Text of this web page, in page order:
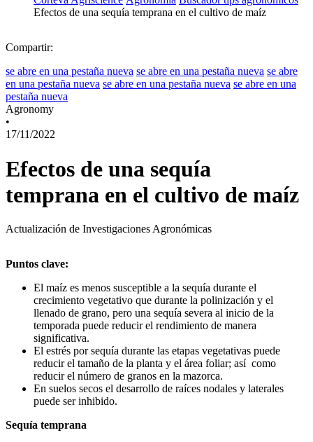
Efectos de una sequía temprana en el cultivo de maíz
Compartir:
se abre en una pestaña nueva se abre en una pestaña nueva se abre
en una pestaña nueva se abre en una pestaña nueva se abre en una
pestaña nueva
Agronomy
•
17/11/2022
Efectos de una sequía
temprana en el cultivo de maíz
Actualización de Investigaciones Agronómicas
Puntos clave:
El maíz es menos susceptible a la sequía durante el
crecimiento vegetativo que durante la polinización y el
llenado de grano, pero una sequía severa al inicio de la
temporada puede reducir el rendimiento de manera
significativa.
El estrés por sequía durante las etapas vegetativas puede
reducir el tamaño de la planta y el área foliar; así como
reducir el número de granos en la mazorca.
En suelos secos el desarrollo de raíces nodales y laterales
puede ser inhibido.
Sequía temprana